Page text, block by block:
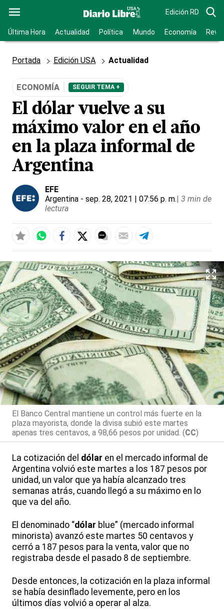
Edición RD
Última Hora Actualidad Política Mundo Economía
Portada Edición USA Actualidad
ECONOMÍA SEGUIR TEMA +
El dólar vuelve a su
máximo valor en el año
en la plaza informal de
Argentina
EFE
Argentina - sep. 28, 2021 | 07:56 p. m.| 3 min de
lectura
El Banco Central mantiene un control más fuerte en la
plaza mayorista, donde la divisa subió este martes
apenas tres centavos, a 98,66 pesos por unidad. (CC)
La cotización del dólar en el mercado informal de
Argentina volvió este martes a los 187 pesos por
unidad, un valor que ya había alcanzado tres
semanas atrás, cuando llegó a su máximo en lo
que va del año.
El denominado “dólar blue” (mercado informal
minorista) avanzó este martes 50 centavos y
cerró a 187 pesos para la venta, valor que no
registraba desde el pasado 8 de septiembre.
Desde entonces, la cotización en la plaza informal
se había desinflado levemente, pero en los
últimos días volvió a operar al alza.